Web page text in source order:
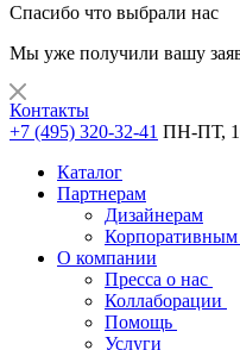
Спасибо что выбрали нас
Мы уже получили вашу
Контакты
+7 (495) 320-32-41 ПН-ПТ,
Каталог
Партнерам
Дизайнерам
Корпоративным
О компании
Пресса о нас
Коллаборации
Помощь
Услуги